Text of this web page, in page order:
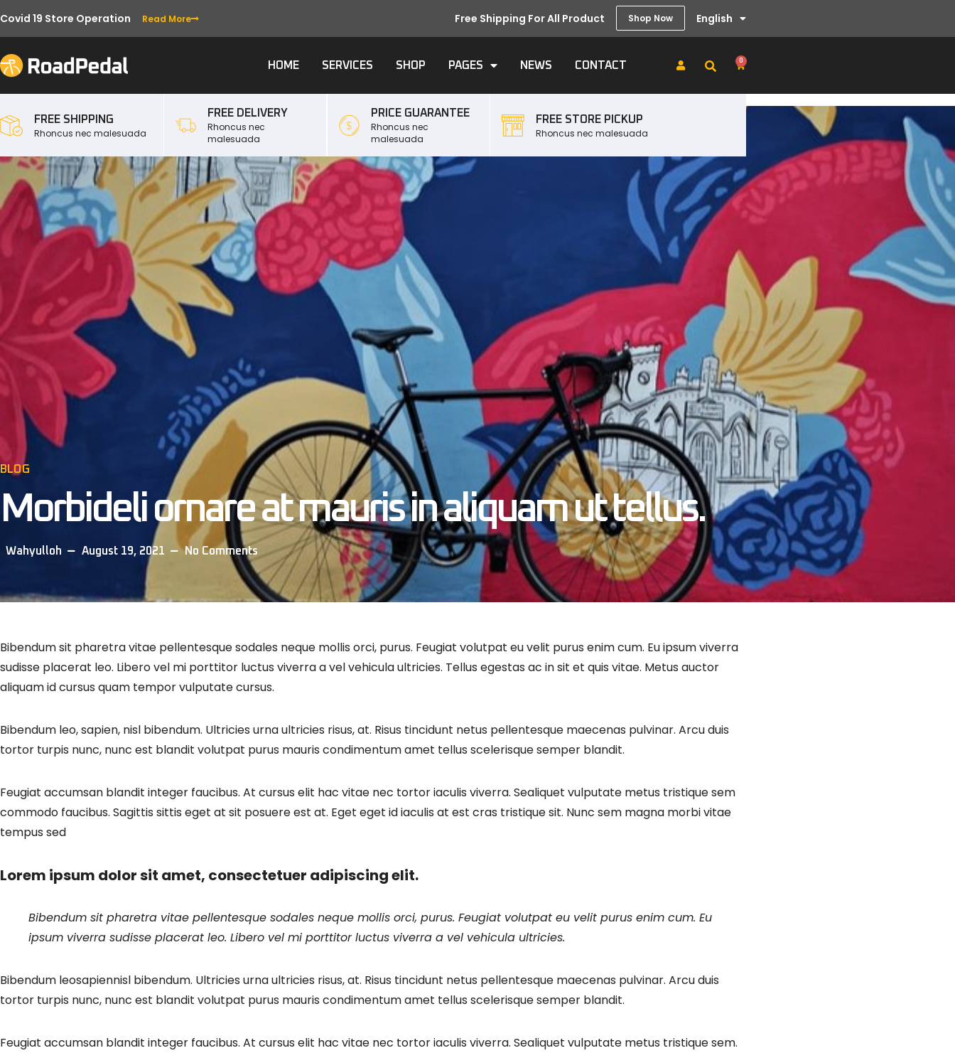
Covid 19 Store Operation Read More Free Shipping For All Product Shop Now English
HOME SERVICES SHOP PAGES NEWS CONTACT 0
FREE SHIPPING
Rhoncus nec malesuada
FREE DELIVERY
Rhoncus nec
malesuada
PRICE GUARANTEE
Rhoncus nec
malesuada
FREE STORE PICKUP
Rhoncus nec malesuada
BLOG
Morbideli ornare at mauris in aliquam ut tellus.
Wahyulloh August 19, 2021 No Comments
Bibendum sit pharetra vitae pellentesque sodales neque mollis orci, purus. Feugiat volutpat eu velit purus enim cum. Eu ipsum viverra
sudisse placerat leo. Libero vel mi porttitor luctus viverra a vel vehicula ultricies. Tellus egestas ac in sit et quis vitae. Metus auctor
aliquam id cursus quam tempor vulputate cursus.
Bibendum leo, sapien, nisl bibendum. Ultricies urna ultricies risus, at. Risus tincidunt netus pellentesque maecenas pulvinar. Arcu duis
tortor turpis nunc, nunc est blandit volutpat purus mauris condimentum amet tellus scelerisque semper blandit.
Feugiat accumsan blandit integer faucibus. At cursus elit hac vitae nec tortor iaculis viverra. Sealiquet vulputate metus tristique sem
commodo faucibus. Sagittis sittis eget at sit posuere est at. Eget eget id iaculis at est cras tristique sit. Nunc sem magna morbi vitae
tempus sed
Lorem ipsum dolor sit amet, consectetuer adipiscing elit.
Bibendum sit pharetra vitae pellentesque sodales neque mollis orci, purus. Feugiat volutpat eu velit purus enim cum. Eu
ipsum viverra sudisse placerat leo. Libero vel mi porttitor luctus viverra a vel vehicula ultricies.
Bibendum leosapiennisl bibendum. Ultricies urna ultricies risus, at. Risus tincidunt netus pellentesque maecenas pulvinar. Arcu duis
tortor turpis nunc, nunc est blandit volutpat purus mauris condimentum amet tellus scelerisque semper blandit.
Feugiat accumsan blandit integer faucibus. At cursus elit hac vitae nec tortor iaculis viverra. Sealiquet vulputate metus tristique sem.